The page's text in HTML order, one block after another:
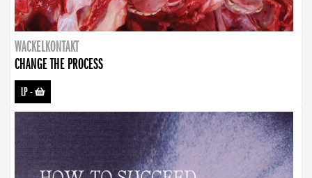
WACKELKONTAKT
CHANGE THE PROCESS
LP-